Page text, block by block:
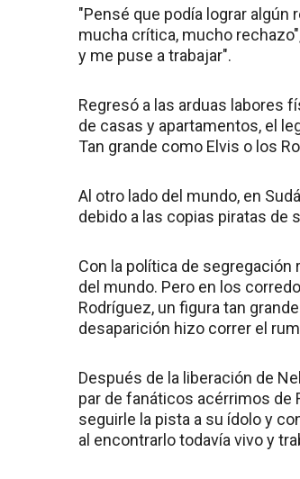
"Pensé que podía lograr
mucha crítica, mucho
y me puse a trabajar".
Regresó a las arduas labores
de casas y apartamentos, el
Tan grande como Elvis o los
Al otro lado del mundo, en
debido a las copias piratas de
Con la política de segregación
del mundo. Pero en los
Rodríguez, un figura tan
desaparición hizo correr el
Después de la liberación de
par de fanáticos acérrimos de
seguirle la pista a su ídolo y
al encontrarlo todavía vivo y